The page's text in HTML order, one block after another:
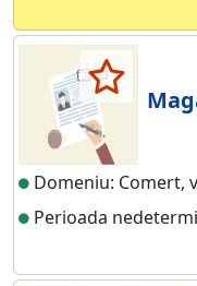
Domeniu: Comert,
Perioada